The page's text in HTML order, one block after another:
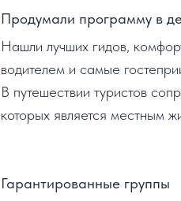
Продумали программу в
Нашли лучших гидов,
водителем и самые
В путешествии туристов
которых является местным
Гарантированные группы